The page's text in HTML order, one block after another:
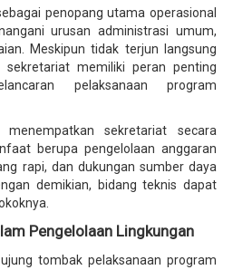
penopang utama operasional
urusan administrasi umum,
Meskipun tidak terjun langsung
sekretariat memiliki peran penting
pelaksanaan program
sekretariat secara
berupa pengelolaan anggaran
rapi, dan dukungan sumber daya
demikian, bidang teknis dapat
Pengelolaan Lingkungan
tombak pelaksanaan program